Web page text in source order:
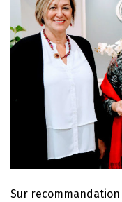
Sur recommandation